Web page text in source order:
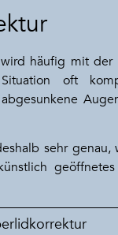
häufig mit der
oft
sehr